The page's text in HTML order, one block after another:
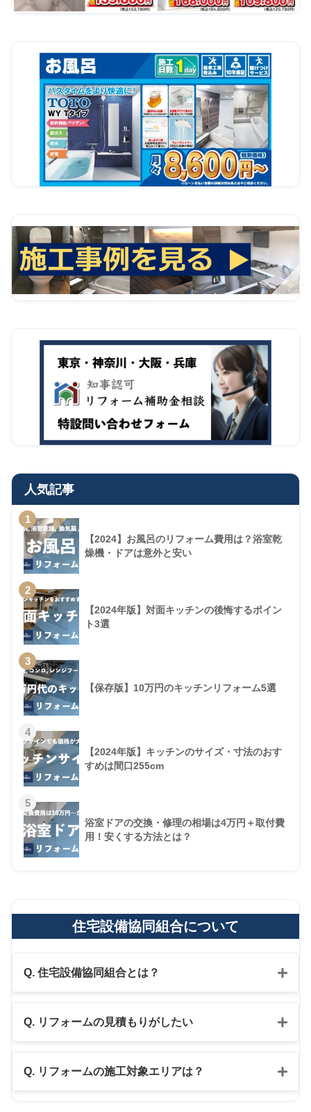
人気記事
1
【2024】お風呂のリフォーム費用は？浴室乾
燥機・ドアは意外と安い
2
【2024年版】対面キッチンの後悔するポイン
ト3選
3
【保存版】10万円のキッチンリフォーム5選
4
【2024年版】キッチンのサイズ・寸法のおす
すめは間口255cm
5
浴室ドアの交換・修理の相場は4万円＋取付費
用！安くする方法とは？
住宅設備協同組合について
Q. 住宅設備協同組合とは？
Q. リフォームの見積もりがしたい
Q. リフォームの施工対象エリアは？